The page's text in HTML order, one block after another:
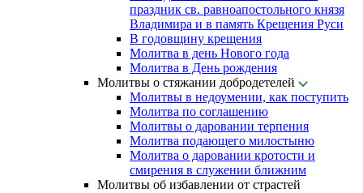
праздник св. равноапостольного князя
Владимира и в память Крещения Руси
В годовщину крещения
Молитва в день Нового года
Молитва в День рождения
Молитвы о стяжании добродетелей
Молитвы в недоумении, как поступить
Молитва по соглашению
Молитвы о даровании терпения
Молитва подающего милостыню
Молитва о даровании кротости и
смирения в служении ближним
Молитвы об избавлении от страстей